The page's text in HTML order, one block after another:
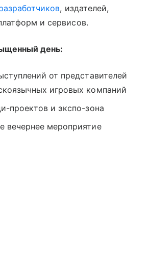
, издателей,
и сервисов.
день:
от представителей
игровых компаний
проектов и экспо-зона
вечернее мероприятие